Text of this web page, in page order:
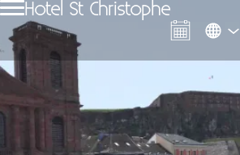
Hotel St Christophe